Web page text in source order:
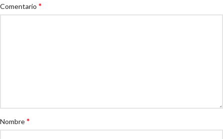
Comentario *
Nombre*